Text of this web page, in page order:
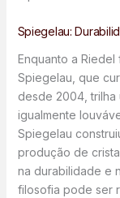
Spiegelau:
Enquanto a
Spiegelau, que
desde 2004, trilha
igualmente
Spiegelau
produção de
na durabilidade e
filosofia pode ser